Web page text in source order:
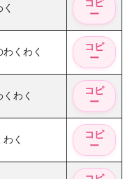
くわく
わく
く